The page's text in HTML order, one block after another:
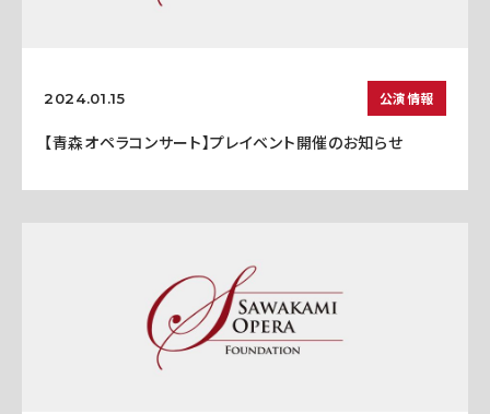
2024.01.15 公演情報
【青森オペラコンサート】プレイベント開催のお知らせ